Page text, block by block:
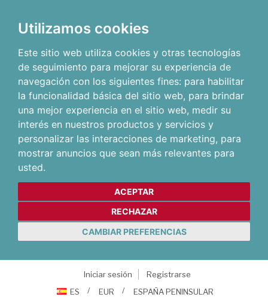
Utilizamos cookies
Este sitio web utiliza cookies y otras tecnologías
de seguimiento para mejorar su experiencia de
navegación con los siguientes fines: para habilitar
la funcionalidad básica del sitio web, para brindar
una mejor experiencia en el sitio web, medir su
interés en nuestros productos y servicios y
personalizar las interacciones de marketing, para
mostrar anuncios que sean más relevantes para
usted.
ACEPTAR
RECHAZAR
CAMBIAR PREFERENCIAS
Iniciar sesión
Registrarse
ES
EUR ESPAÑA PENINSULAR